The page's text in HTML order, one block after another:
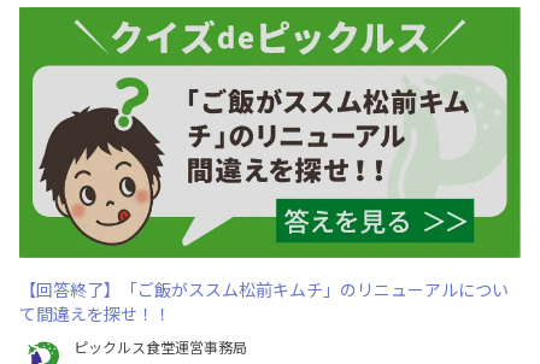
【回答終了】「ご飯がススム松前キムチ」のリニューアルについ
て間違えを探せ！！
ピックルス食堂運営事務局